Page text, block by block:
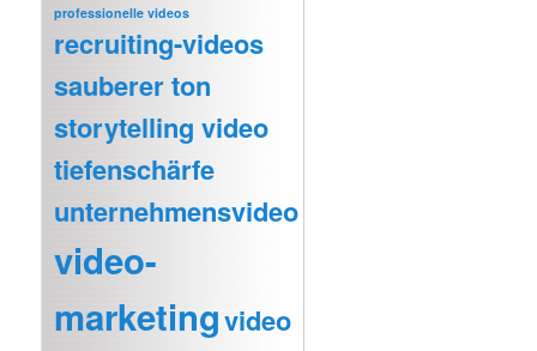
professionelle videos
recruiting-videos
sauberer ton
storytelling video
tiefenschärfe
unternehmensvideo
video-
marketingvideo